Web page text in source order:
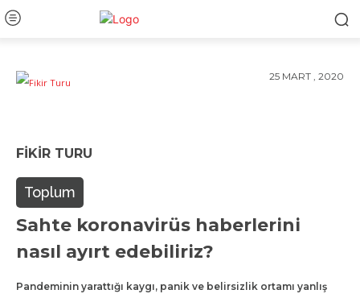
25 MART , 2020
FIKIR TURU
Toplum
Sahte koronavirüs haberlerini
nasıl ayırt edebiliriz?
Pandeminin yarattığı kaygı, panik ve belirsizlik ortamı yanlış